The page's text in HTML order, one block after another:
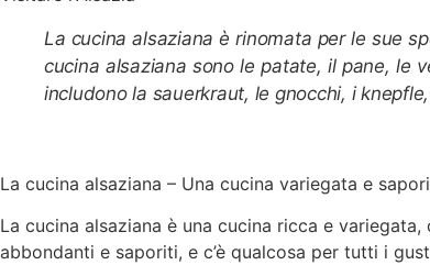
La cucina alsaziana è rinomata per le sue
cucina alsaziana sono le patate, il pane, le
includono la sauerkraut, le gnocchi, i
La cucina alsaziana – Una cucina variegata e
La cucina alsaziana è una cucina ricca e
abbondanti e saporiti, e c’è qualcosa per tutti i